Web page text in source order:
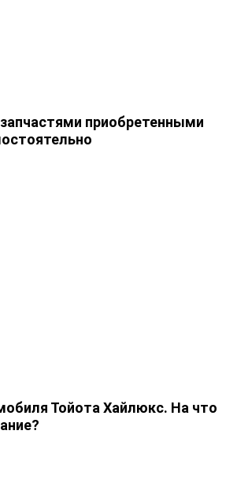
приобретенными
Тойота Хайлюкс. На что